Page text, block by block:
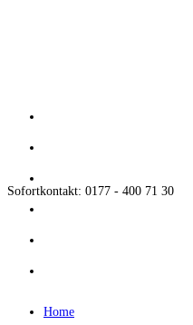
Sofortkontakt: 0177 - 400 71 30
Home